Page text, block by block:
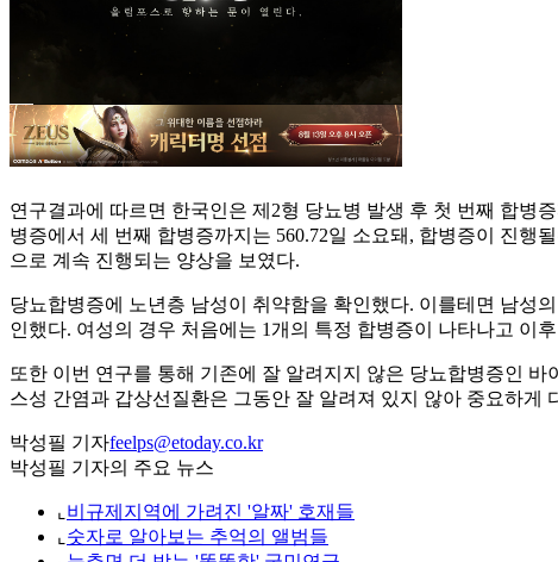
연구결과에 따르면 한국인은 제2형 당뇨병 발생 후 첫 번째 합병
병증에서 세 번째 합병증까지는 560.72일 소요돼, 합병증이 진행
으로 계속 진행되는 양상을 보였다.
당뇨합병증에 노년층 남성이 취약함을 확인했다. 이를테면 남성
인했다. 여성의 경우 처음에는 1개의 특정 합병증이 나타나고 이
또한 이번 연구를 통해 기존에 잘 알려지지 않은 당뇨합병증인
스성 간염과 갑상선질환은 그동안 잘 알려져 있지 않아 중요하
박성필 기자feelps@etoday.co.kr
박성필 기자의 주요 뉴스
⌞ 비규제지역에 가려진 '알짜' 호재들
⌞ 숫자로 알아보는 추억의 앨범들